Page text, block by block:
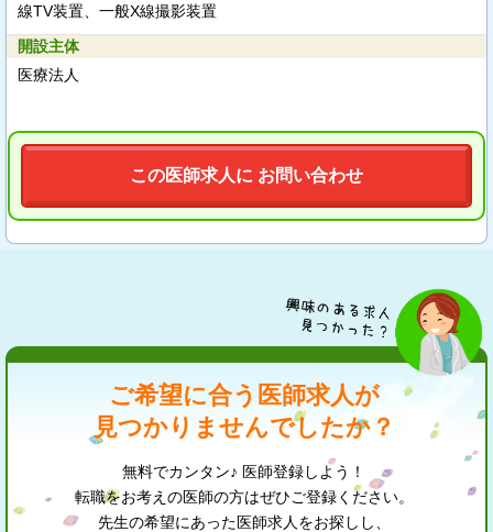
線TV装置、一般X線撮影装置
開設主体
医療法人
この医師求人に お問い合わせ
ご希望に合う医師求人が
見つかりませんでしたか？
無料でカンタン♪ 医師登録しよう！
転職をお考えの医師の方はぜひご登録ください。
先生の希望にあった医師求人をお探しし、